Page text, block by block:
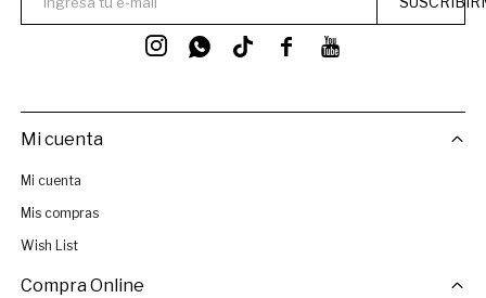
 
 
Mi cuenta
Mi cuenta
Mis compras
Wish List
Compra Online